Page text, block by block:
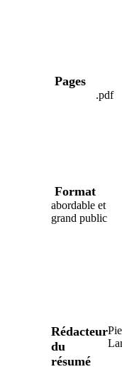
Pages
Format
.pdf
abordable et
grand public
Rédacteur
du
résumé